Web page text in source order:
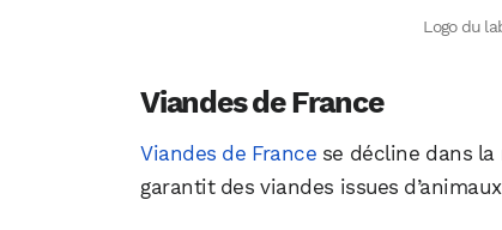
Logo du
Viandes de France
Viandes de France se décline dans
garantit des viandes issues